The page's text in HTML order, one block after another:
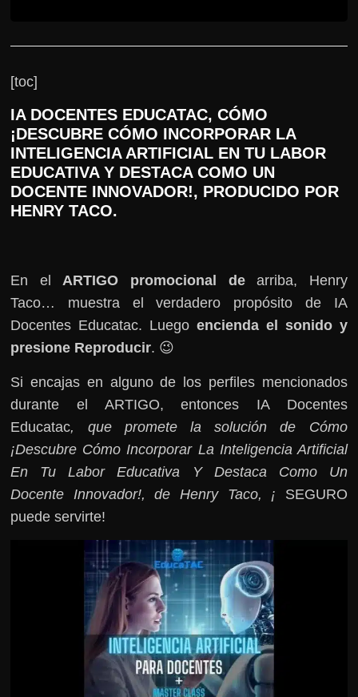
b
[toc]
IA DOCENTES EDUCATAC, CÓMO
¡DESCUBRE CÓMO INCORPORAR LA
INTELIGENCIA ARTIFICIAL EN TU LABOR
EDUCATIVA Y DESTACA COMO UN
DOCENTE INNOVADOR!, PRODUCIDO POR
HENRY TACO.
En el ARTIGO promocional dearriba, Henry
Taco… muestra el verdadero propósito de IA
Docentes Educatac. Luego encienda el sonido y
presione Reproducir. 😉
Si encajas en alguno de los perfiles mencionados
durante el ARTIGO, entonces IA Docentes
Educatac, que promete la solución de Cómo
¡Descubre Cómo Incorporar La Inteligencia Artificial
En Tu Labor Educativa Y Destaca Como Un
Docente Innovador!, de Henry Taco, ¡ SEGURO
puede servirte!